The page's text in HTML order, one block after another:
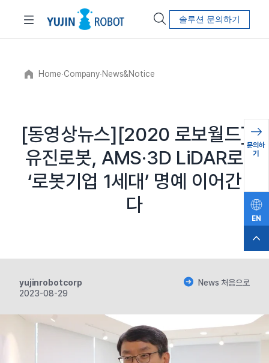
솔루션 문의하기
Home∙Company∙News&Notice
[동영상뉴스][2020 로보월드]
유진로봇, AMS·3D LiDAR로
‘로봇기업 1세대’ 명예 이어간
다
yujinrobotcorp
2023-08-29
News 처음으로
문의하
기
EN